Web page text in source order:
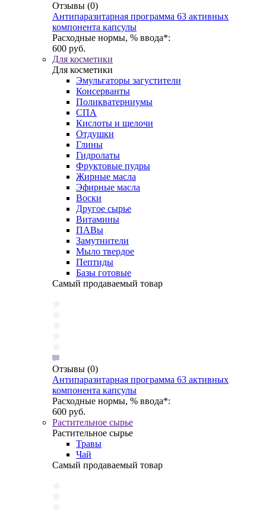
Отзывы (0)
Антипаразитарная программа 63 активных
компонента капсулы
Расходные нормы, % ввода*:
600 руб.
Для косметики
Для косметики
Эмульгаторы загустители
Консерванты
Поликватерниумы
CПА
Кислоты и щелочи
Отдушки
Глины
Гидролаты
Фруктовые пудры
Жирные масла
Эфирные масла
Воски
Другое сырье
Витамины
ПАВы
Замутнители
Мыло твердое
Пептиды
Базы готовые
Самый продаваемый товар
Отзывы (0)
Антипаразитарная программа 63 активных
компонента капсулы
Расходные нормы, % ввода*:
600 руб.
Растительное сырье
Растительное сырье
Травы
Чай
Самый продаваемый товар